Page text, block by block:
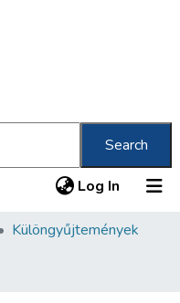
Search
Log In (current)
Különgyűjtemények